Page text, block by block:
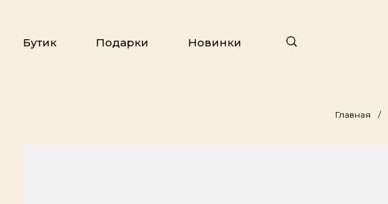
Бутик Подарки Новинки
Главная